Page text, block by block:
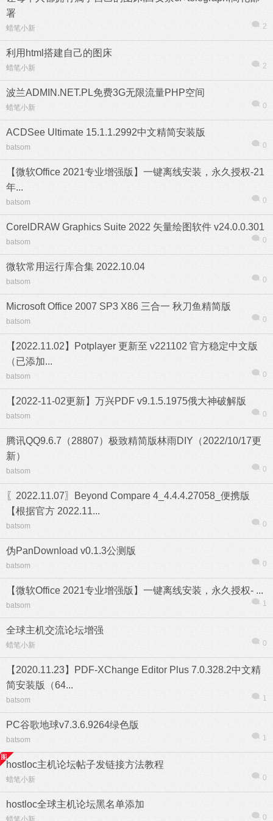
列表
信息
署
蜡笔小新 2
利用html搭建自己的图床
蜡笔小新 2
波兰ADMIN.NET.PL免费3G无限流量PHP空间
蜡笔小新 0
ACDSee Ultimate 15.1.1.2992中文精简安装版
batsom 0
【微软Office 2021专业增强版】一键离线安装，永久授权-21
年...
batsom 0
CorelDRAW Graphics Suite 2022 矢量绘图软件 v24.0.0.301
batsom 0
微软常用运行库合集 2022.10.04
batsom 0
Microsoft Office 2007 SP3 X86 三合一 秋刀鱼精简版
batsom 0
【2022.11.02】Potplayer 更新至 v221102 官方稳定中文版
（已添加...
batsom 0
【2022-11-02更新】万兴PDF v9.1.5.1975俄大神破解版
batsom 0
腾讯QQ9.6.7（28807）极致精简版林雨DIY（2022/10/17更
新）
batsom 0
〖2022.11.07〗Beyond Compare 4_4.4.4.27058_便携版
【根据官方 2022.11...
batsom 0
伪PanDownload v0.1.3公测版
batsom 0
【微软Office 2021专业增强版】一键离线安装，永久授权- ...
batsom 1
全球主机交流论坛增强
蜡笔小新 0
【2020.11.23】PDF-XChange Editor Plus 7.0.328.2中文精
简安装版（64...
batsom 1
PC谷歌地球v7.3.6.9264绿色版
batsom 1
hostloc主机论坛帖子发链接方法教程
蜡笔小新 0
hostloc全球主机论坛黑名单添加
蜡笔小新 0